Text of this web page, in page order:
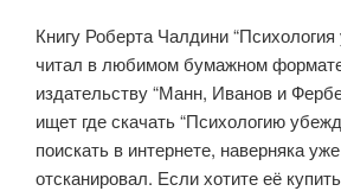
Книгу Роберта Чалдини
читал в любимом бумажном
издательству “Манн, Иванов и
ищет где скачать “Психологию
поискать в интернете, наверняка
отсканировал. Если хотите её